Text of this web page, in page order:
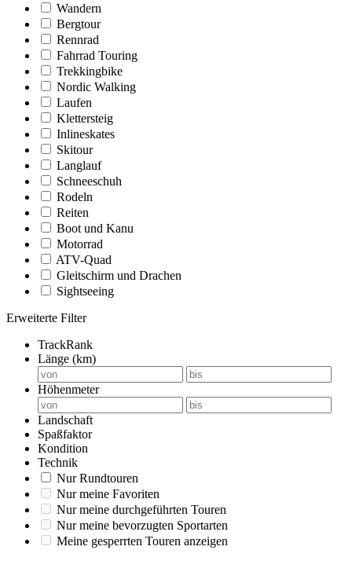
Wandern
Bergtour
Rennrad
Fahrrad Touring
Trekkingbike
Nordic Walking
Laufen
Klettersteig
Inlineskates
Skitour
Langlauf
Schneeschuh
Rodeln
Reiten
Boot und Kanu
Motorrad
ATV-Quad
Gleitschirm und Drachen
Sightseeing
Erweiterte Filter
TrackRank
Länge (km)
Höhenmeter
Landschaft
Spaßfaktor
Kondition
Technik
Nur Rundtouren
Nur meine Favoriten
Nur meine durchgeführten Touren
Nur meine bevorzugten Sportarten
Meine gesperrten Touren anzeigen